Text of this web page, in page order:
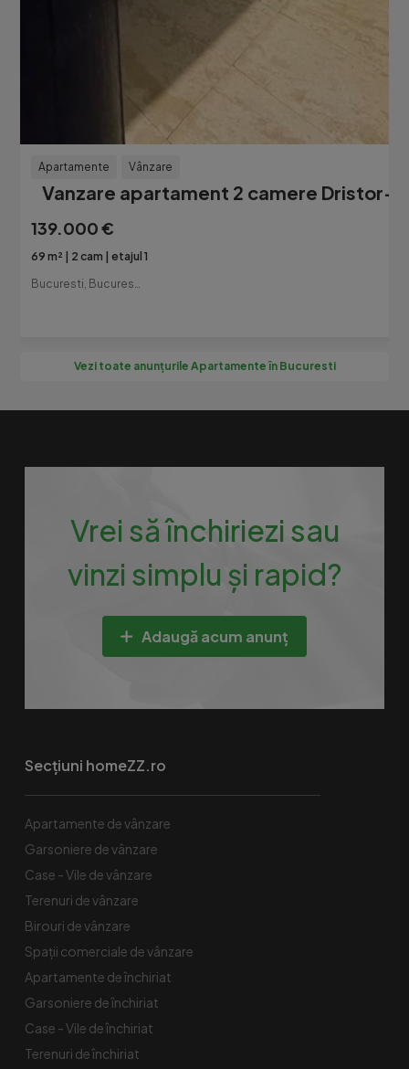
Apartamente Vânzare
Vanzare apartament 2 camere Dristor-
139.000 €
69 m² 2 cam
etajul 1
Bucuresti, Bucuresti-Ilfov
Vezi toate anunțurile Apartamente în Bucuresti
Vrei să închiriezi sau
vinzi simplu și rapid?
Adaugă acum anunț
Secțiuni homeZZ.ro
Apartamente de vânzare
Garsoniere de vânzare
Case - Vile de vânzare
Terenuri de vânzare
Birouri de vânzare
Spaţii comerciale de vânzare
Apartamente de închiriat
Garsoniere de închiriat
Case - Vile de închiriat
Terenuri de închiriat